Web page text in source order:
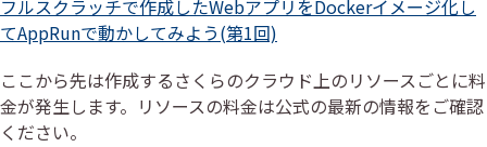
フルスクラッチで作成したWebアプリをDockerイメージ化し
てAppRunで動かしてみよう(第1回)
ここから先は作成するさくらのクラウド上のリソースごとに料
金が発生します。リソースの料金は公式の最新の情報をご確認
ください。